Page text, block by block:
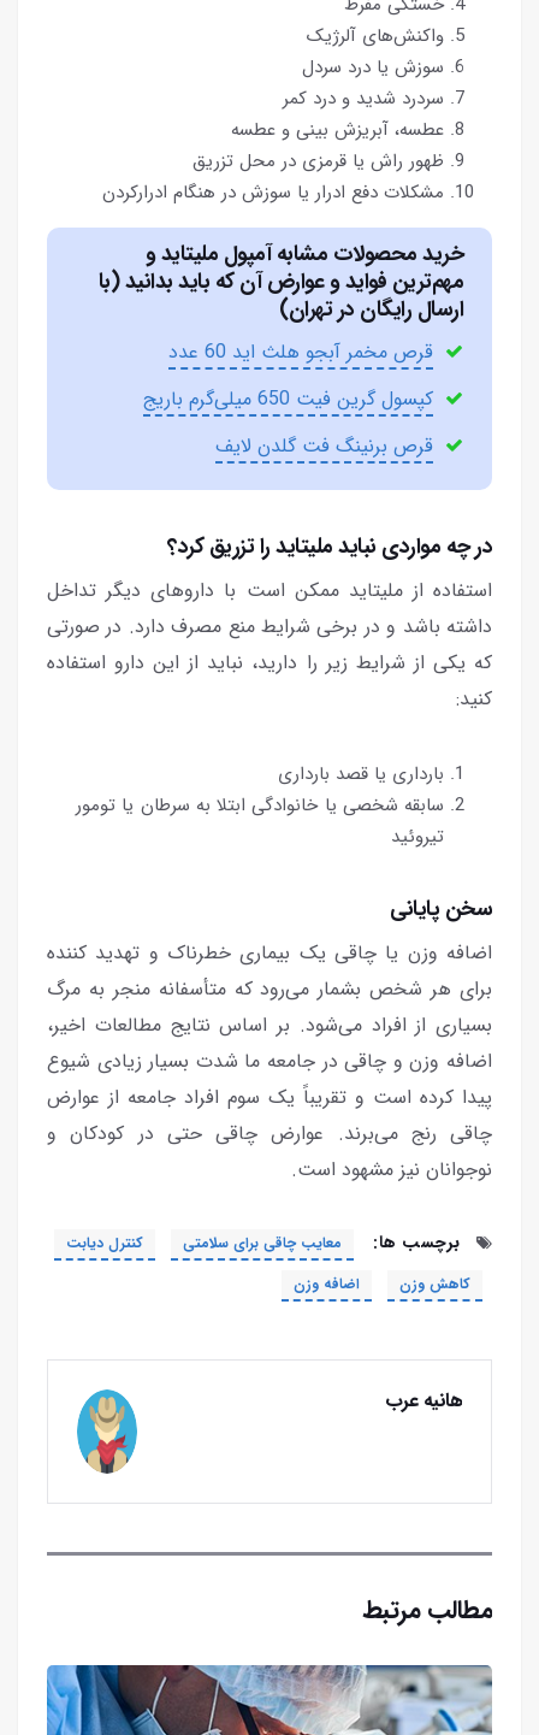
واکنش‌های آلرژیک
سوزش یا درد سردل
سردرد شدید و درد کمر
عطسه، آبریزش بینی و عطسه
ظهور راش یا قرمزی در محل تزریق
مشکلات دفع ادرار یا سوزش در هنگام ادرارکردن
خرید محصولات مشابه آمپول ملیتاید و
مهم‌ترین فواید و عوارض آن که باید بدانید (با
ارسال رایگان در تهران)
قرص مخمر آبجو هلث اید 60 عدد
کپسول گرین فیت 650 میلی‌گرم باریج
قرص برنینگ فت گلدن لایف
در چه مواردی نباید ملیتاید را تزریق کرد؟
استفاده از ملیتاید ممکن است با داروهای دیگر تداخل
داشته باشد و در برخی شرایط منع مصرف دارد. در صورتی
که یکی از شرایط زیر را دارید، نباید از این دارو استفاده
کنید:
بارداری یا قصد بارداری
سابقه شخصی یا خانوادگی ابتلا به سرطان یا تومور
تیروئید
سخن پایانی
اضافه وزن یا چاقی یک بیماری خطرناک و تهدید کننده
برای هر شخص بشمار می‌رود که متأسفانه منجر به مرگ
بسیاری از افراد می‌شود. بر اساس نتایج مطالعات اخیر،
اضافه وزن و چاقی در جامعه ما شدت بسیار زیادی شیوع
پیدا کرده است و تقریباً یک سوم افراد جامعه از عوارض
چاقی رنج می‌برند. عوارض چاقی حتی در کودکان و
نوجوانان نیز مشهود است.
برچسب ها: معایب چاقی برای سلامتی
کنترل دیابت
کاهش وزن
اضافه وزن
هانیه عرب
مطالب مرتبط